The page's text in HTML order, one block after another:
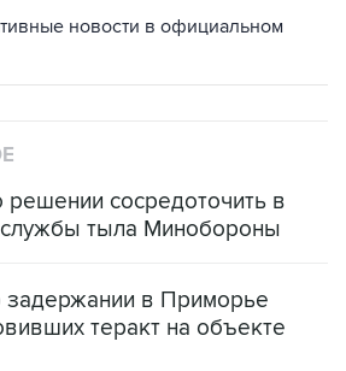
новости в официальном
сосредоточить в
службы тыла Минобороны
в Приморье
теракт на объекте